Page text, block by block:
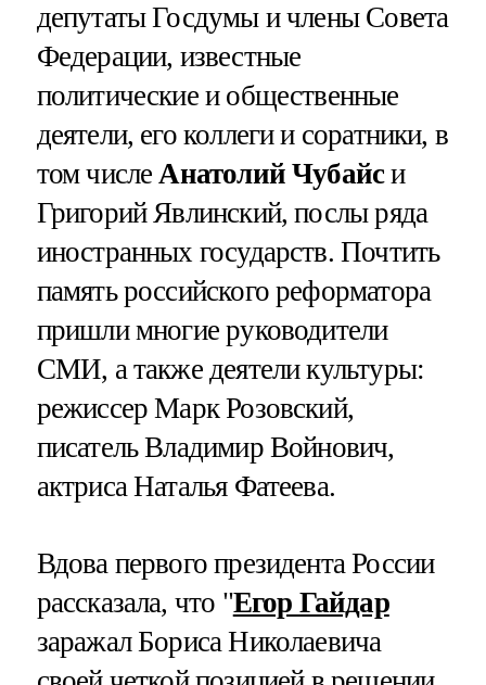
депутаты Госдумы и члены Совета
Федерации, известные
политические и общественные
деятели, его коллеги и соратники, в
том числеАнатолий Чубайси
Григорий Явлинский, послы ряда
иностранных государств. Почтить
память российского реформатора
пришли многие руководители
СМИ, а также деятели культуры:
режиссер Марк Розовский,
писатель Владимир Войнович,
актриса Наталья Фатеева.
Вдова первого президента России
рассказала, что "Егор Гайдар
заражал Бориса Николаевича